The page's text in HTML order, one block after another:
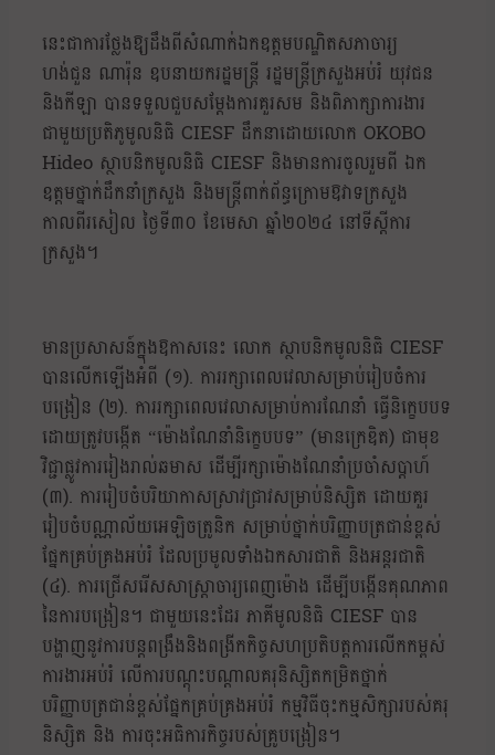
នេះជាការថ្លែងឱ្យដឹងពីសំណាក់ឯកឧត្តមបណ្ឌិតសភាចារ្យ
ហង់ជួន ណារ៉ុន ឧបនាយករដ្ឋមន្ត្រី រដ្ឋមន្ត្រីក្រសួងអប់រំ យុវជន
និងកីឡា បានទទួលជួបសម្តែងការគួរសម និងពិភាក្សាការងារ
ជាមួយប្រតិភូមូលនិធិ CIESF ដឹកនាដោយលោក OKOBO
Hideo ស្ថាបនិកមូលនិធិ CIESF និងមានការចូលរួមពី ឯក
ឧត្តមថ្នាក់ដឹកនាំក្រសួង និងមន្ត្រីពាក់ព័ន្ធក្រោមឱវាទក្រសួង
កាលពីរសៀល ថ្ងៃទី៣០ ខែមេសា ឆ្នាំ២០២៤ នៅទីស្ដីការ
ក្រសួង។
មានប្រសាសន៍ក្នុងឱកាសនេះ លោក ស្ថាបនិកមូលនិធិ CIESF
បានលើកឡើងអំពី (១). ការរក្សាពេលវេលាសម្រាប់រៀបចំការ
បង្រៀន (២). ការរក្សាពេលវេលាសម្រាប់ការណែនាំ ធ្វើនិក្ខេបបទ
ដោយត្រូវបង្កើត “ម៉ោងណែនាំនិក្ខេបបទ” (មានក្រេឌិត) ជាមុខ
វិជ្ជាផ្លូវការរៀងរាល់ឆមាស ដើម្បីរក្សាម៉ោងណែនាំប្រចាំសប្តាហ៍
(៣). ការរៀបចំបរិយាកាសស្រាវជ្រាវសម្រាប់និស្សិត ដោយគួរ
រៀបចំបណ្ណាល័យអេឡិចត្រូនិក សម្រាប់ថ្នាក់បរិញ្ញាបត្រជាន់ខ្ពស់
ផ្នែកគ្រប់គ្រងអប់រំ ដែលប្រមូលទាំងឯកសារជាតិ និងអន្តរជាតិ
(៤). ការជ្រើសរើសសាស្ត្រាចារ្យពេញម៉ោង ដើម្បីបង្កើនគុណភាព
នៃការបង្រៀន។ ជាមួយនេះដែរ ភាគីមូលនិធិ CIESF បាន
បង្ហាញនូវការបន្តពង្រឹងនិងពង្រីកកិច្ចសហប្រតិបត្តការលើកកម្ពស់
ការងារអប់រំ លើការបណ្តុះបណ្ដាលគរុនិស្សិតកម្រិតថ្នាក់
បរិញ្ញាបត្រជាន់ខ្ពស់ផ្នែកគ្រប់គ្រងអប់រំ កម្មវិធីចុះកម្មសិក្សារបស់គរុ
និស្សិត និង ការចុះអធិការកិច្ចរបស់គ្រូបង្រៀន។